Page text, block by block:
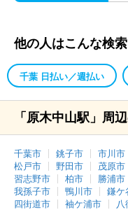
他の人はこんな検
千葉 日払い／週払い
「原木中山駅」周
千葉市 銚子市 市川市
松戸市
野田市 茂原市
習志野市
柏市 勝浦市
我孫子市
鴨川市 鎌ケ
四街道市
袖ケ浦市 八